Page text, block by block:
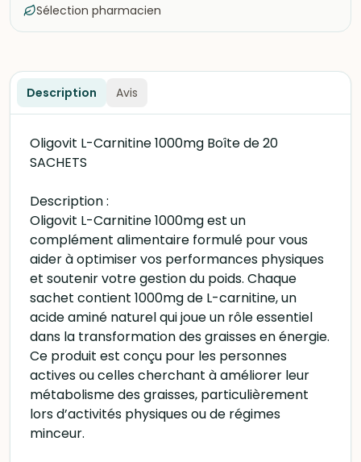
Sélection pharmacien
Description Avis
Oligovit L-Carnitine 1000mg Boîte de 20
SACHETS
Description :
Oligovit L-Carnitine 1000mg est un
complément alimentaire formulé pour vous
aider à optimiser vos performances physiques
et soutenir votre gestion du poids. Chaque
sachet contient 1000mg de L-carnitine, un
acide aminé naturel qui joue un rôle essentiel
dans la transformation des graisses en énergie.
Ce produit est conçu pour les personnes
actives ou celles cherchant à améliorer leur
métabolisme des graisses, particulièrement
lors d’activités physiques ou de régimes
minceur.